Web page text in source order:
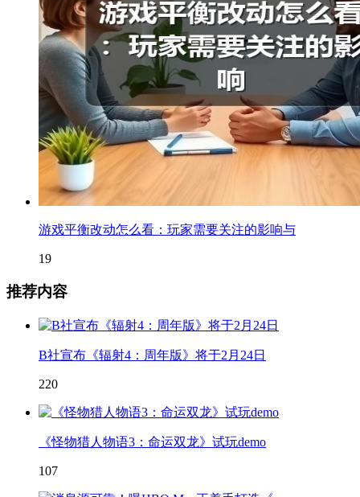
游戏平衡改动怎么看：玩家需要关注的影响与
19
推荐内容
B社宣布《辐射4：周年版》将于2月24日
220
《怪物猎人物语3：命运双龙》试玩demo
107